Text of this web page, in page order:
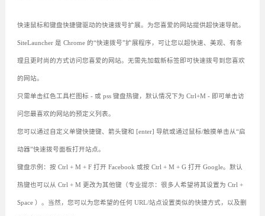
快速鼠标和键盘快捷键驱动的快速拨号扩展。为您喜爱的网站提供超快速导航。
SiteLauncher 是 Chrome 的“快速拨号”扩展程序，可让您以超快速、美观、有条
理且更时尚的方式访问您喜爱的网站。无需先加载新标签即可快速拨号到您喜欢
的网站。
只需单击红色工具栏图标 - 或 pss 键盘热键，默认情况下为 Ctrl+M - 即可单击访
问您最喜欢的网站的预定义列表。
您可以通过自定义单键快捷键、箭头键和 [enter] 导航或通过鼠标/触摸单击从“启
动器”快速拨号面板打开站点。
键盘示例：按 Ctrl + M + F 打开 Facebook 或按 Ctrl + M + G 打开 Google。默认
热键也可以从 Ctrl + M 更改为其他键（专业提示：很多人希望将其设置为 Ctrl +
Space ）。当然，您可以为您希望的任何 URL/站点设置类似的快捷方式，以及删